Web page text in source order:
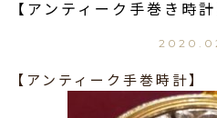
【アンティーク手巻き時
【アンティーク手巻時計】